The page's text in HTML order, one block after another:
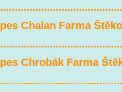
pes Chalan Farma
pes Chrobák Farma